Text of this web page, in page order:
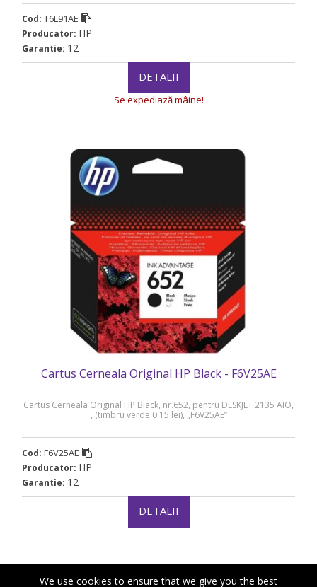
Cod: T6L91AE
Producator: HP
Garantie: 12
DETALII
Se expediază mâine!
Cartus Cerneala Original HP Black - F6V25AE
Cartus Cerneala Original HP Black, nr.652, pentru DESKJET 2135 AIO,
, (timbru verde 0.15 lei), „F6V25AE”
Cod: F6V25AE
Producator: HP
Garantie: 12
DETALII
We use cookies to ensure that we give you the best